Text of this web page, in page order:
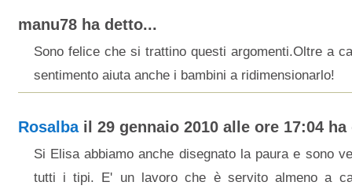
manu78 ha detto...
Sono felice che si trattino questi argomenti.Oltre a
sentimento aiuta anche i bambini a ridimensionarlo!
Rosalbail 29 gennaio 2010 alle ore 17:04 ha
Si Elisa abbiamo anche disegnato la paura e sono
tutti i tipi. E' un lavoro che è servito almeno a